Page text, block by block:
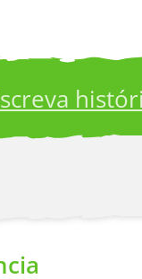
audience.